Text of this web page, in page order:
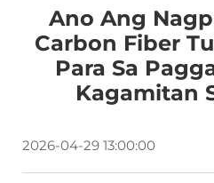
Ano Ang
Carbon Fiber
Para Sa
Kagamitan
2026-04-29 13:00:00